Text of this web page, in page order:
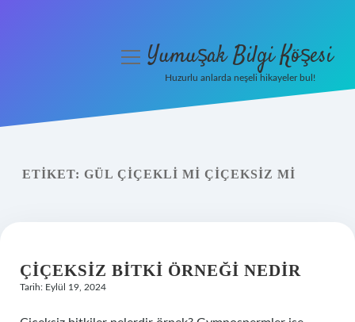
Yasal Uyarı
menüyüYumuşak Bilgi Köşesi
Huzurlu anlarda neşeli hikayeler bul!
ETIKET: GÜL ÇIÇEKLI MI ÇIÇEKSIZ MI
ÇIÇEKSIZ BITKI ÖRNEĞI NEDIR
Tarih: Eylül 19, 2024